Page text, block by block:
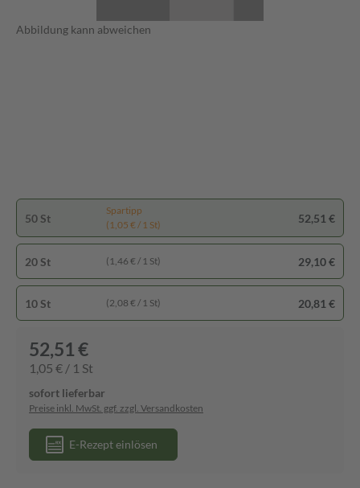
Abbildung kann abweichen
50 St
Spartipp
(1,05 € / 1 St)
52,51 €
20 St (1,46 € / 1 St) 29,10 €
10 St (2,08 € / 1 St) 20,81 €
52,51 €
1,05 € / 1 St
sofort lieferbar
Preise inkl. MwSt. ggf. zzgl. Versandkosten
E-Rezept einlösen